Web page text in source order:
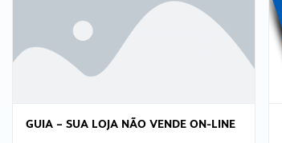
GUIA – SUA LOJA NÃO VENDE ON-LINE